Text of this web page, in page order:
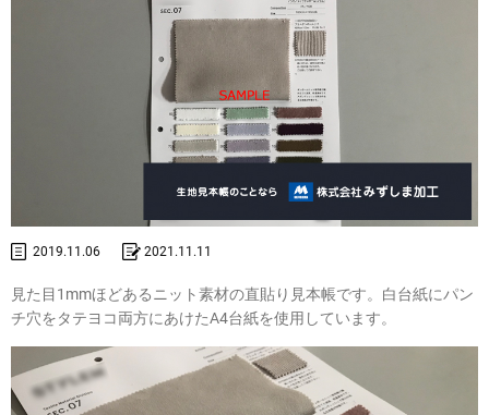
2019.11.06 2021.11.11
見た目1mmほどあるニット素材の直貼り見本帳です。白台紙にパン
チ穴をタテヨコ両方にあけたA4台紙を使用しています。